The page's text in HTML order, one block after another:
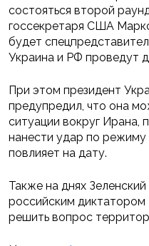
состояться второй
госсекретаря США
будет
Украина и РФ проведут
При этом президент
предупредил, что она
ситуации вокруг Ирана,
нанести удар по режиму
повлияет на дату.
Также на днях
российским
решить вопрос